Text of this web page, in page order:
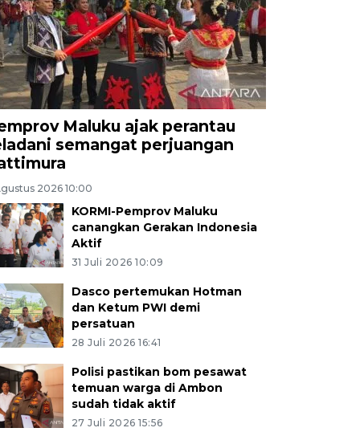
Maluku ajak perantau
semangat perjuangan
2026 10:00
KORMI-Pemprov Maluku
canangkan Gerakan Indonesia
Aktif
31 Juli 2026 10:09
Dasco pertemukan Hotman
dan Ketum PWI demi
persatuan
28 Juli 2026 16:41
Polisi pastikan bom pesawat
temuan warga di Ambon
sudah tidak aktif
27 Juli 2026 15:56